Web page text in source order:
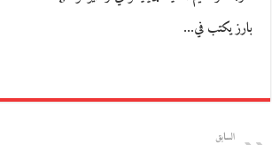
بارز يكتب في…
السابق